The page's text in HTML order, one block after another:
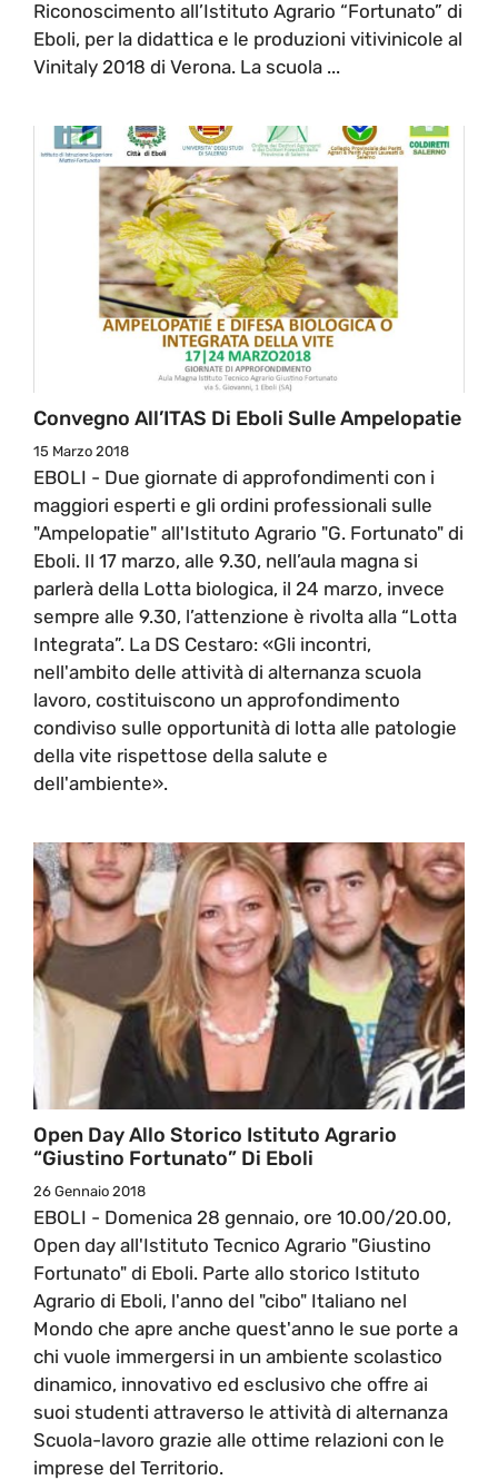
Riconoscimento all’Istituto Agrario “Fortunato” di
Eboli, per la didattica e le produzioni vitivinicole al
Vinitaly 2018 di Verona. La scuola ...
Convegno All’ITAS Di Eboli Sulle Ampelopatie
15 Marzo 2018
EBOLI - Due giornate di approfondimenti con i
maggiori esperti e gli ordini professionali sulle
"Ampelopatie" all'Istituto Agrario "G. Fortunato" di
Eboli. Il 17 marzo, alle 9.30, nell’aula magna si
parlerà della Lotta biologica, il 24 marzo, invece
sempre alle 9.30, l’attenzione è rivolta alla “Lotta
Integrata”. La DS Cestaro: «Gli incontri,
nell'ambito delle attività di alternanza scuola
lavoro, costituiscono un approfondimento
condiviso sulle opportunità di lotta alle patologie
della vite rispettose della salute e
dell'ambiente».
Open Day Allo Storico Istituto Agrario
“Giustino Fortunato” Di Eboli
26 Gennaio 2018
EBOLI - Domenica 28 gennaio, ore 10.00/20.00,
Open day all'Istituto Tecnico Agrario "Giustino
Fortunato" di Eboli. Parte allo storico Istituto
Agrario di Eboli, l'anno del "cibo" Italiano nel
Mondo che apre anche quest'anno le sue porte a
chi vuole immergersi in un ambiente scolastico
dinamico, innovativo ed esclusivo che offre ai
suoi studenti attraverso le attività di alternanza
Scuola-lavoro grazie alle ottime relazioni con le
imprese del Territorio.